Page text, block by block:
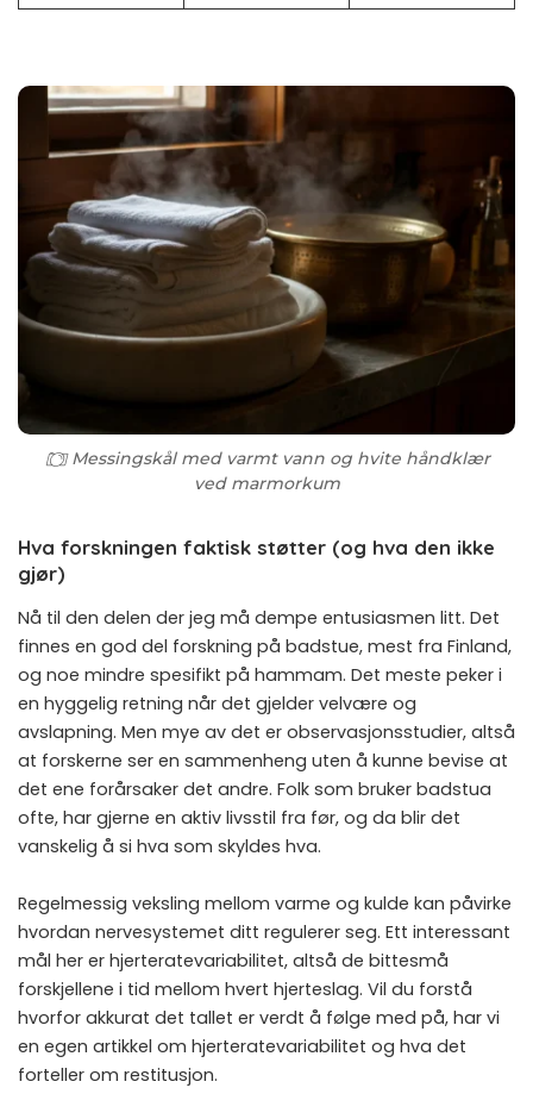
Messingskål med varmt vann og hvite håndklær
ved marmorkum
Hva forskningen faktisk støtter (og hva den ikke
gjør)
Nå til den delen der jeg må dempe entusiasmen litt. Det
finnes en god del forskning på badstue, mest fra Finland,
og noe mindre spesifikt på hammam. Det meste peker i
en hyggelig retning når det gjelder velvære og
avslapning. Men mye av det er observasjonsstudier, altså
at forskerne ser en sammenheng uten å kunne bevise at
det ene forårsaker det andre. Folk som bruker badstua
ofte, har gjerne en aktiv livsstil fra før, og da blir det
vanskelig å si hva som skyldes hva.
Regelmessig veksling mellom varme og kulde kan påvirke
hvordan nervesystemet ditt regulerer seg. Ett interessant
mål her er hjerteratevariabilitet, altså de bittesmå
forskjellene i tid mellom hvert hjerteslag. Vil du forstå
hvorfor akkurat det tallet er verdt å følge med på, har vi
en egen artikkel om hjerteratevariabilitet og hva det
forteller om restitusjon.